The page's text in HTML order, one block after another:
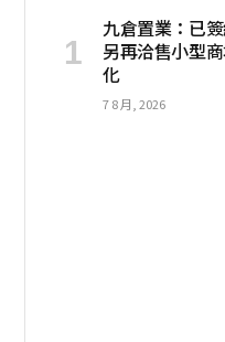
九倉置業：已
另再洽售小型
化
7 8 月, 2026